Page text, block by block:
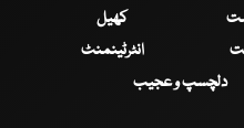
کھیل
انٹرٹینمنٹ
دلچسپ و عجیب